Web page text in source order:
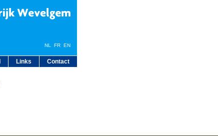
Links Contact
NL FR EN